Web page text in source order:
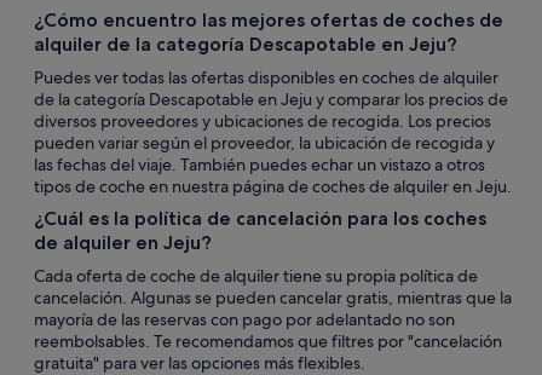
¿Cómo encuentro las mejores ofertas de coches de
alquiler de la categoría Descapotable en Jeju?
Puedes ver todas las ofertas disponibles en coches de alquiler
de la categoría Descapotable en Jeju y comparar los precios de
diversos proveedores y ubicaciones de recogida. Los precios
pueden variar según el proveedor, la ubicación de recogida y
las fechas del viaje. También puedes echar un vistazo a otros
tipos de coche en nuestra página de coches de alquiler en Jeju.
¿Cuál es la política de cancelación para los coches
de alquiler en Jeju?
Cada oferta de coche de alquiler tiene su propia política de
cancelación. Algunas se pueden cancelar gratis, mientras que la
mayoría de las reservas con pago por adelantado no son
reembolsables. Te recomendamos que filtres por "cancelación
gratuita" para ver las opciones más flexibles.